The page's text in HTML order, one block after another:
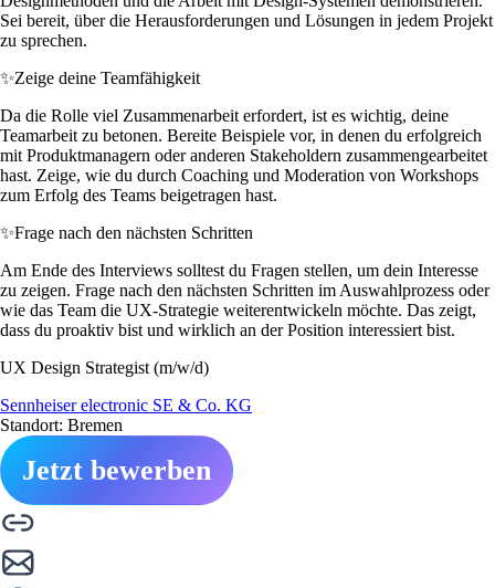
Sei bereit, über die Herausforderungen und Lösungen in jedem Projekt
zu sprechen.
✨Zeige deine Teamfähigkeit
Da die Rolle viel Zusammenarbeit erfordert, ist es wichtig, deine
Teamarbeit zu betonen. Bereite Beispiele vor, in denen du erfolgreich
mit Produktmanagern oder anderen Stakeholdern zusammengearbeitet
hast. Zeige, wie du durch Coaching und Moderation von Workshops
zum Erfolg des Teams beigetragen hast.
✨Frage nach den nächsten Schritten
Am Ende des Interviews solltest du Fragen stellen, um dein Interesse
zu zeigen. Frage nach den nächsten Schritten im Auswahlprozess oder
wie das Team die UX-Strategie weiterentwickeln möchte. Das zeigt,
dass du proaktiv bist und wirklich an der Position interessiert bist.
UX Design Strategist (m/w/d)
Sennheiser electronic SE & Co. KG
Standort: Bremen
Jetzt bewerben